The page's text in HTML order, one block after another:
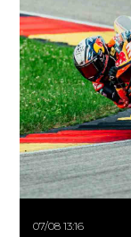
07/08 13:16